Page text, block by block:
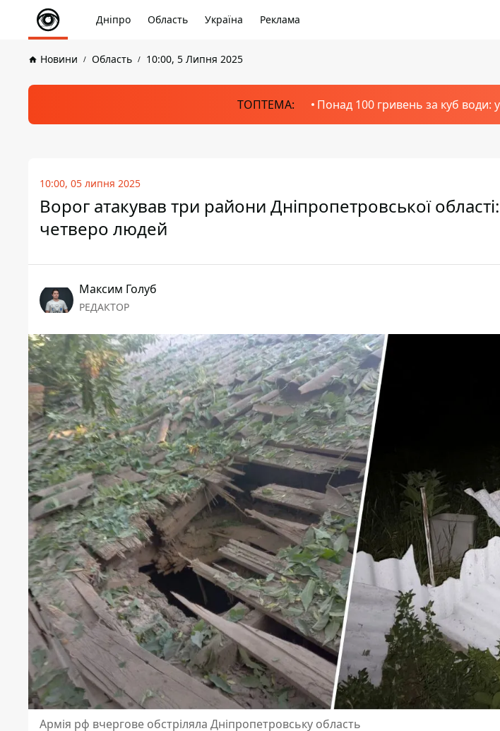
Дніпро Область Україна Реклама
Новини Область 10:00, 5 Липня 2025
ТОПТЕМА: Понад 100 гривень за куб води:
10:00, 05 липня 2025
Ворог атакував три райони Дніпропетровської
четверо людей
Максим Голуб
РЕДАКТОР
Армія рф вчергове обстріляла Дніпропетровську область